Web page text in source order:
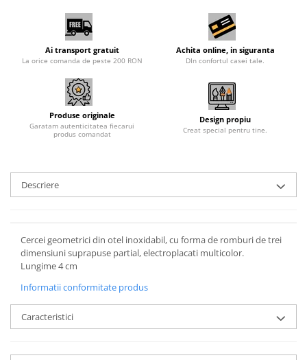
Ai transport gratuit
La orice comanda de peste 200 RON
Achita online, in siguranta
DIn confortul casei tale.
Produse originale
Garatam autenticitatea fiecarui
produs comandat
Design propiu
Creat special pentru tine.
Descriere
Cercei geometrici din otel inoxidabil, cu forma de romburi de trei
dimensiuni suprapuse partial, electroplacati multicolor.
Lungime 4 cm
Informatii conformitate produs
Caracteristici